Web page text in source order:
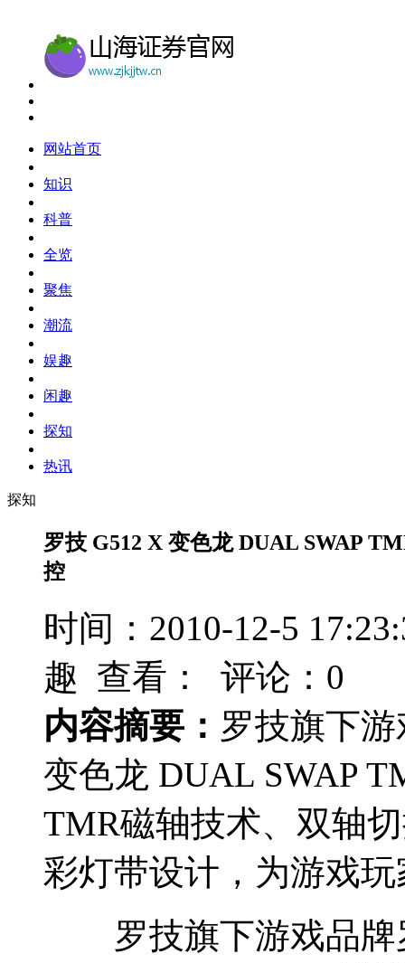
网站首页
知识
科普
全览
聚焦
潮流
娱趣
闲趣
探知
热讯
探知
罗技 G512 X 变色龙 DUAL SWAP
控
时间：2010-12-5
趣 查看：
评论：0
内容摘要： 罗技旗下
变色龙 DUAL SWAP
TMR磁轴技术、双轴
彩灯带设计，为游戏
罗技旗下游戏品牌